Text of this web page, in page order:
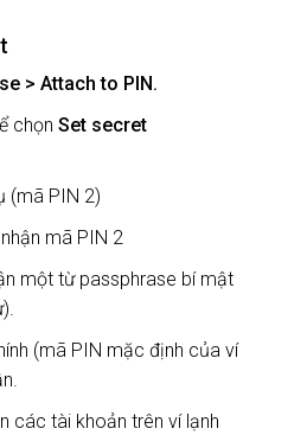
> Attach to PIN.
chọn Set secret
(mã PIN 2)
mã PIN 2
một từ passphrase bí mật
(mã PIN mặc định của ví
các tài khoản trên ví lạnh